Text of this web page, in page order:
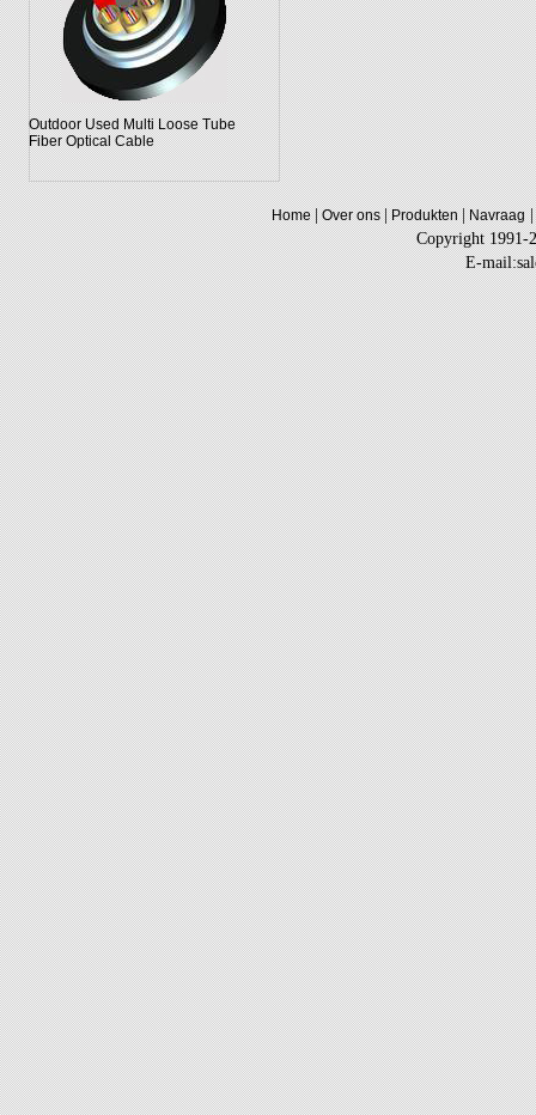
Outdoor Used Multi Loose Tube
Fiber Optical Cable
Home|Over ons|Produkten|Navraag|
Copyright 1991-
E-